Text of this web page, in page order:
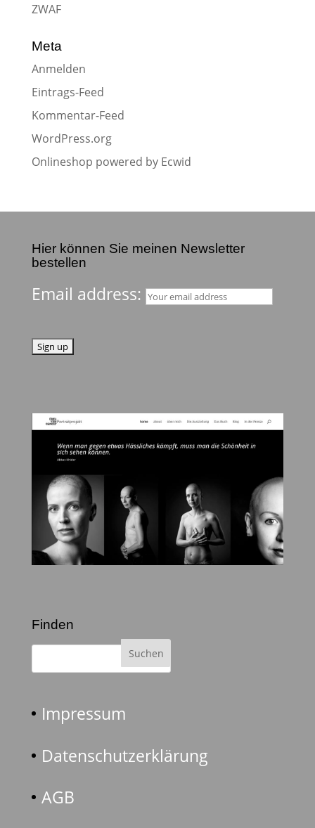
ZWAF
Meta
Anmelden
Eintrags-Feed
Kommentar-Feed
WordPress.org
Onlineshop powered by Ecwid
Hier können Sie meinen Newsletter
bestellen
Email address:
Finden
Impressum
Datenschutzerklärung
AGB